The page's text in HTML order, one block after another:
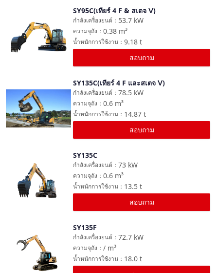
SY95C(เทียร์ 4 F & สเตจ Ⅴ)
53.7 kW
กำลังเครื่องยนต์ ：
0.38 m³
ความจุถัง ：
9.18 t
น้ำหนักการใช้งาน ：
สอบถาม
SY135C(เทียร์ 4 F และสเตจ Ⅴ)
78.5 kW
กำลังเครื่องยนต์ ：
0.6 m³
ความจุถัง ：
14.87 t
น้ำหนักการใช้งาน ：
สอบถาม
SY135C
73 kW
กำลังเครื่องยนต์ ：
0.6 m³
ความจุถัง ：
13.5 t
น้ำหนักการใช้งาน ：
สอบถาม
SY135F
72.7 kW
กำลังเครื่องยนต์ ：
/ m³
ความจุถัง ：
18.0 t
น้ำหนักการใช้งาน ：